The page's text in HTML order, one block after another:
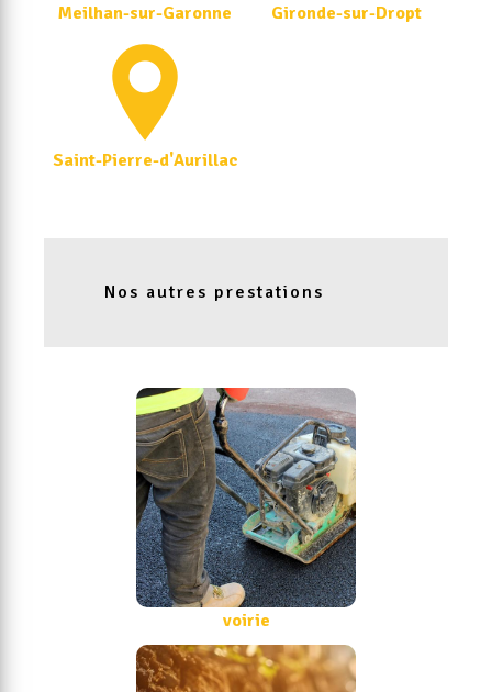
Meilhan-sur-Garonne Gironde-sur-Dropt
Saint-Pierre-d'Aurillac
Nos autres prestations
voirie